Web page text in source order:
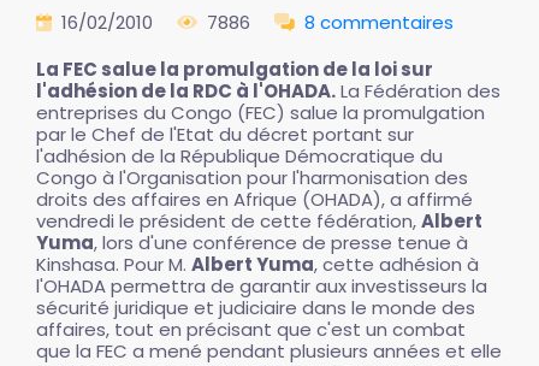
16/02/2010 7886
8 commentaires
La FEC salue la promulgation de la loi sur
l'adhésion de la RDC à l'OHADA.La Fédération des
entreprises du Congo (FEC) salue la promulgation
par le Chef de l'Etat du décret portant sur
l'adhésion de la République Démocratique du
Congo à l'Organisation pour l'harmonisation des
droits des affaires en Afrique (OHADA), a affirmé
vendredi le président de cette fédération,Albert
Yuma, lors d'une conférence de presse tenue à
Kinshasa. Pour M. Albert Yuma, cette adhésion à
l'OHADA permettra de garantir aux investisseurs la
sécurité juridique et judiciaire dans le monde des
affaires, tout en précisant que c'est un combat
que la FEC a mené pendant plusieurs années et elle